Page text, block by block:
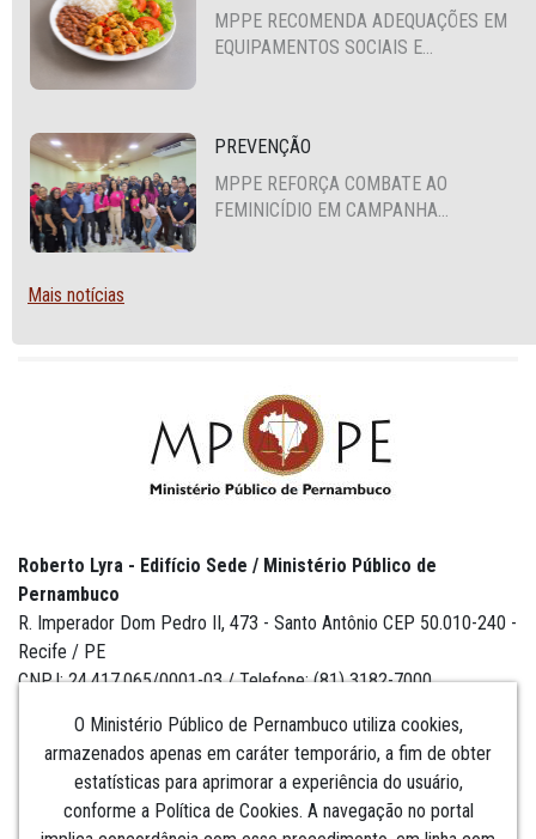
MPPE RECOMENDA ADEQUAÇÕES EM
EQUIPAMENTOS SOCIAIS E
PREVENÇÃO
MPPE REFORÇA COMBATE AO
FEMINICÍDIO EM CAMPANHA
Mais notícias
O Ministério Público de Pernambuco utiliza cookies,
armazenados apenas em caráter temporário, a fim de obter
estatísticas para aprimorar a experiência do usuário,
conforme a Política de Cookies. A navegação no portal
Roberto Lyra - Edifício Sede / Ministério Público de
Pernambuco
R. Imperador Dom Pedro II, 473 - Santo Antônio CEP 50.010-240 -
Recife / PE
CNPJ: 24.417.065/0001-03 / Telefone: (81) 3182-7000
Institucional